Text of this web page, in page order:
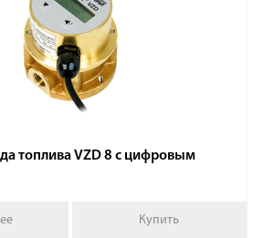
топлива VZD 8 с цифровым
Купить